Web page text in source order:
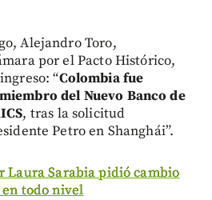
Alejandro Toro,
por el Pacto Histórico,
“Colombia fue
del Nuevo Banco de
, tras la solicitud
Petro en Shanghái”.
Laura Sarabia pidió cambio
todo nivel